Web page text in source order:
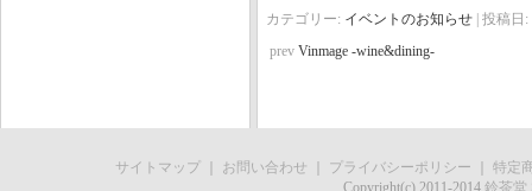
カテゴリー: イベントのお知らせ | 投稿日:
prev Vinmage -wine&dining-
サイトマップ お問い合わせ プライバシーポリシー
特定
Copyright(c) 2011-2014 鈴茶堂